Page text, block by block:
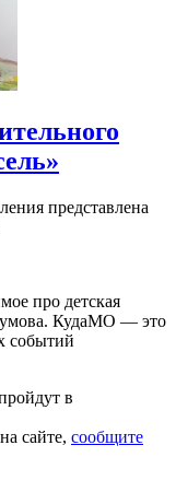
представлена
про детская
КудаМО — это
событий
в
сайте, сообщите